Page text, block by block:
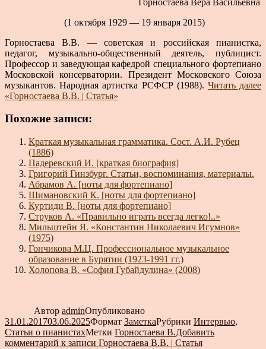
(1 октября 1929 — 19 января 2015)
Горностаева В.В. — советская и российская пианистка,
педагог, музыкально-общественный деятель, публицист.
Профессор и заведующая кафедрой специального фортепиано
Московской консерватории. Президент Московского Союза
музыкантов. Народная артистка РСФСР (1988). Читать далее
«Горностаева В.В. | Статья»
Похожие записи:
Краткая музыкальная грамматика. Сост. А.И. Рубец
(1886)
Падеревский И. [краткая биография]
Григорий Гинзбург. Статьи, воспоминания, материалы.
Абрамов А. [ноты для фортепиано]
Шимановский К. [ноты для фортепиано]
Куртиди В. [ноты для фортепиано]
Струков А. «Правильно играть всегда легко!..»
Мильштейн Я. «Константин Николаевич Игумнов»
(1975)
Гончикова М.Ц. Профессиональное музыкальное
образование в Бурятии (1923-1991 гг.)
Холопова В. «София Губайдулина» (2008)
Автор adminОпубликовано
31.01.201703.06.2025Формат ЗаметкаРубрики Интервью,
Статьи о пианистахМетки Горностаева В.Добавить
комментарий к записи Горностаева В.В. | Статья